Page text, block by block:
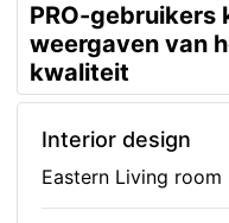
PRO-gebruikers
weergaven van
kwaliteit
Interior design
Eastern Living room